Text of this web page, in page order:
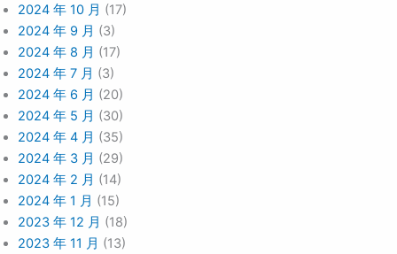
2024 年 10 月 (17)
2024 年 9 月 (3)
2024 年 8 月 (17)
2024 年 7 月 (3)
2024 年 6 月 (20)
2024 年 5 月 (30)
2024 年 4 月 (35)
2024 年 3 月 (29)
2024 年 2 月 (14)
2024 年 1 月 (15)
2023 年 12 月 (18)
2023 年 11 月 (13)